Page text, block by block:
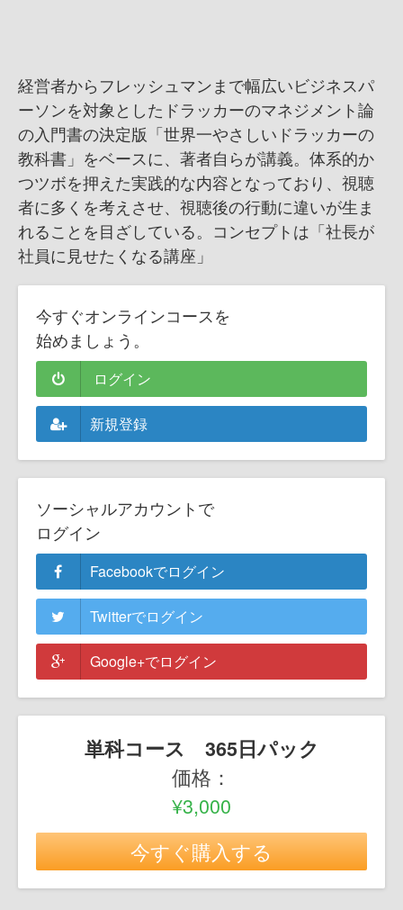
経営者からフレッシュマンまで幅広いビジネスパ
ーソンを対象としたドラッカーのマネジメント論
の入門書の決定版「世界一やさしいドラッカーの
教科書」をベースに、著者自らが講義。体系的か
つツボを押えた実践的な内容となっており、視聴
者に多くを考えさせ、視聴後の行動に違いが生ま
れることを目ざしている。コンセプトは「社長が
社員に見せたくなる講座」
今すぐオンラインコースを
始めましょう。
ログイン
新規登録
ソーシャルアカウントで
ログイン
Facebookでログイン
Twitterでログイン
Google+でログイン
単科コース 365日パック
価格：
¥3,000
今すぐ購入する